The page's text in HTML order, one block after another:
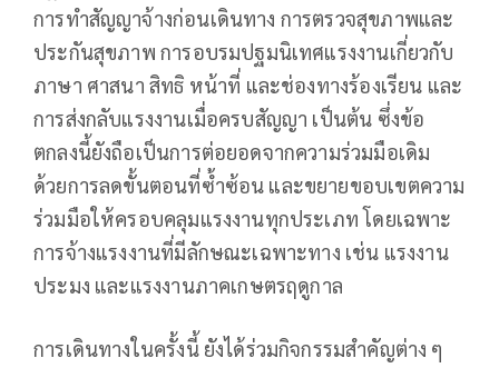
การทำสัญญาจ้างก่อนเดินทาง การตรวจสุขภาพและ
ประกันสุขภาพ การอบรมปฐมนิเทศแรงงานเกี่ยวกับ
ภาษา ศาสนา สิทธิ หน้าที่ และช่องทางร้องเรียน และ
การส่งกลับแรงงานเมื่อครบสัญญา เป็นต้น ซึ่งข้อ
ตกลงนี้ยังถือเป็นการต่อยอดจากความร่วมมือเดิม
ด้วยการลดขั้นตอนที่ซ้ำซ้อน และขยายขอบเขตความ
ร่วมมือให้ครอบคลุมแรงงานทุกประเภท โดยเฉพาะ
การจ้างแรงงานที่มีลักษณะเฉพาะทาง เช่น แรงงาน
ประมง และแรงงานภาคเกษตรฤดูกาล
การเดินทางในครั้งนี้ ยังได้ร่วมกิจกรรมสำคัญต่าง ๆ